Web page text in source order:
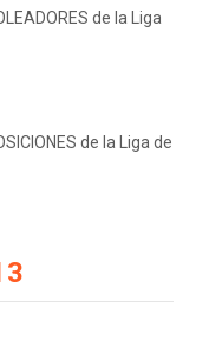
de la Liga
de la Liga de